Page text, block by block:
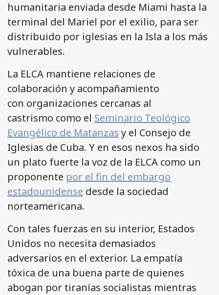
humanitaria enviada desde Miami hasta la
terminal del Mariel por el exilio, para ser
distribuido por iglesias en la Isla a los más
vulnerables.
La ELCA mantiene relaciones de
colaboración y acompañamiento
con organizaciones cercanas al
castrismo como el Seminario Teológico
Evangélico de Matanzas y el Consejo de
Iglesias de Cuba. Y en esos nexos ha sido
un plato fuerte la voz de la ELCA como un
proponente por el fin del embargo
estadounidense desde la sociedad
norteamericana.
Con tales fuerzas en su interior, Estados
Unidos no necesita demasiados
adversarios en el exterior. La empatía
tóxica de una buena parte de quienes
abogan por tiranías socialistas mientras